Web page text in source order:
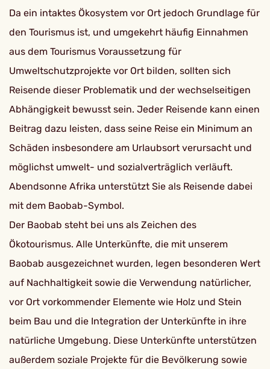
Da ein intaktes Ökosystem vor Ort jedoch Grundlage für
den Tourismus ist, und umgekehrt häufig Einnahmen
aus dem Tourismus Voraussetzung für
Umweltschutzprojekte vor Ort bilden, sollten sich
Reisende dieser Problematik und der wechselseitigen
Abhängigkeit bewusst sein. Jeder Reisende kann einen
Beitrag dazu leisten, dass seine Reise ein Minimum an
Schäden insbesondere am Urlaubsort verursacht und
möglichst umwelt- und sozialverträglich verläuft.
Abendsonne Afrika unterstützt Sie als Reisende dabei
mit dem Baobab-Symbol.
Der Baobab steht bei uns als Zeichen des
Ökotourismus. Alle Unterkünfte, die mit unserem
Baobab ausgezeichnet wurden, legen besonderen Wert
auf Nachhaltigkeit sowie die Verwendung natürlicher,
vor Ort vorkommender Elemente wie Holz und Stein
beim Bau und die Integration der Unterkünfte in ihre
natürliche Umgebung. Diese Unterkünfte unterstützen
außerdem soziale Projekte für die Bevölkerung sowie